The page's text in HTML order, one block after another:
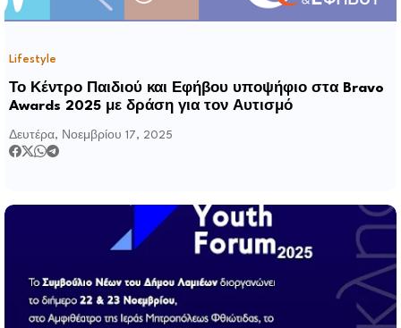
Lifestyle
Το Κέντρο Παιδιού και Εφήβου υποψήφιο στα Bravo
Awards 2025 με δράση για τον Αυτισμό
Δευτέρα, Νοεμβρίου 17, 2025